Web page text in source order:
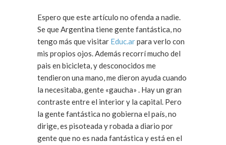
Espero que este artículo no ofenda a nadie.
Se que Argentina tiene gente fantástica, no
tengo más que visitar Educ.arpara verlo con
mis propios ojos. Además recorrí mucho del
pais en bicicleta, y desconocidos me
tendieron una mano, me dieron ayuda cuando
la necesitaba, gente «gaucha» . Hay un gran
contraste entre el interior y la capital. Pero
la gente fantástica no gobierna el país, no
dirige, es pisoteada y robada a diario por
gente que no es nada fantástica y está en el